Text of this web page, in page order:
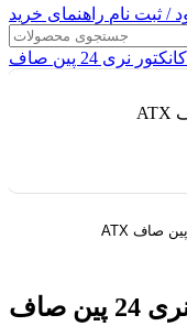
/ ثبت نام راهنمای خرید